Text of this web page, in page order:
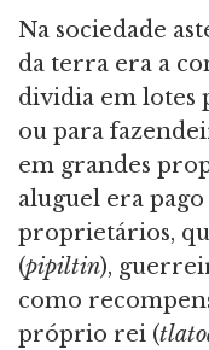
Na sociedade
da terra era a
dividia em lotes
ou para
em grandes
aluguel era
proprietários,
(pipiltin),
como
próprio rei (